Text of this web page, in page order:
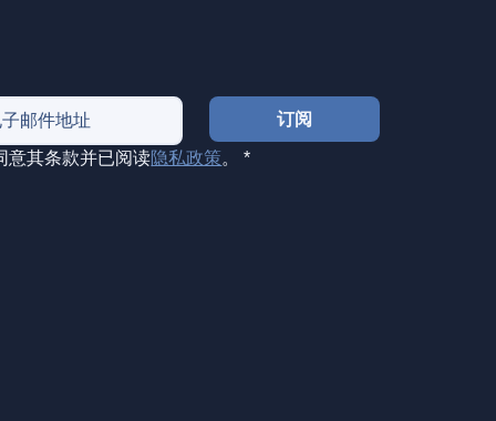
订阅
意其条款并已阅读隐私政策。 *